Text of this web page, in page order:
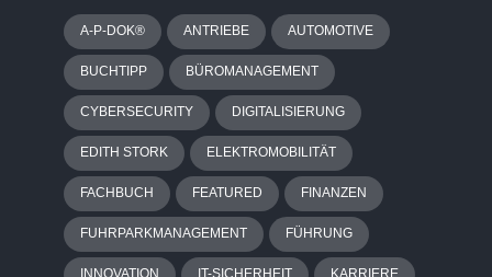
A-P-DOK® ANTRIEBE AUTOMOTIVE
BUCHTIPP BÜROMANAGEMENT
CYBERSECURITY DIGITALISIERUNG
EDITH STORK ELEKTROMOBILITÄT
FACHBUCH FEATURED FINANZEN
FUHRPARKMANAGEMENT FÜHRUNG